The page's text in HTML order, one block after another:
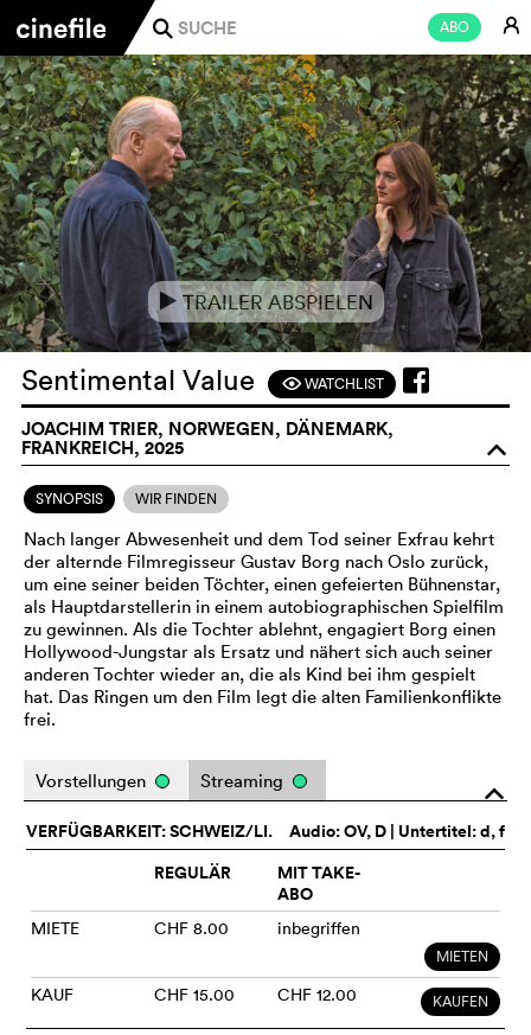
ABO E
j
e TRAILER ABSPIELEN
Sentimental Value FWATCHLIST
JOACHIM TRIER, NORWEGEN, DÄNEMARK,
FRANKREICH, 2025 o
SYNOPSIS WIR FINDEN
Nach langer Abwesenheit und dem Tod seiner Exfrau kehrt
der alternde Filmregisseur Gustav Borg nach Oslo zurück,
um eine seiner beiden Töchter, einen gefeierten Bühnenstar,
als Hauptdarstellerin in einem autobiographischen Spielfilm
zu gewinnen. Als die Tochter ablehnt, engagiert Borg einen
Hollywood-Jungstar als Ersatz und nähert sich auch seiner
anderen Tochter wieder an, die als Kind bei ihm gespielt
hat. Das Ringen um den Film legt die alten Familienkonflikte
frei.
o
Vorstellungen Streaming
Audio:OV, D | Untertitel: d, f
VERFÜGBARKEIT: SCHWEIZ/LI.
REGULÄR
MIT TAKE-
ABO
MIETE CHF 8.00 inbegriffen
MIETEN
KAUF CHF 15.00 CHF 12.00 KAUFEN